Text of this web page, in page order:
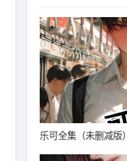
乐可全集（未删减版）